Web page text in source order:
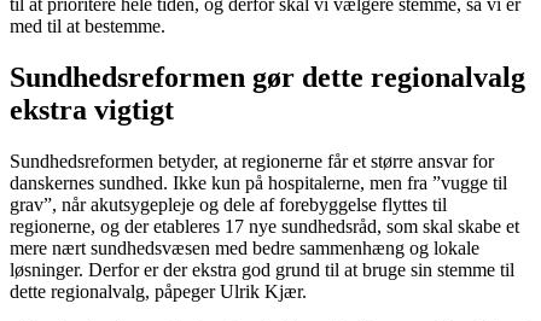
til at prioritere hele tiden, og derfor skal vi vælgere stemme, så vi er
med til at bestemme.
Sundhedsreformen gør dette regionalvalg
ekstra vigtigt
Sundhedsreformen betyder, at regionerne får et større ansvar for
danskernes sundhed. Ikke kun på hospitalerne, men fra ”vugge til
grav”, når akutsygepleje og dele af forebyggelse flyttes til
regionerne, og der etableres 17 nye sundhedsråd, som skal skabe et
mere nært sundhedsvæsen med bedre sammenhæng og lokale
løsninger. Derfor er der ekstra god grund til at bruge sin stemme til
dette regionalvalg, påpeger Ulrik Kjær.